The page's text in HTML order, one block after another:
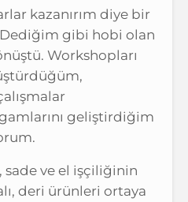
kazanırım diye bir
gibi hobi olan
Workshopları
geliştirdiğim
sade ve el işçiliğinin
deri ürünleri ortaya